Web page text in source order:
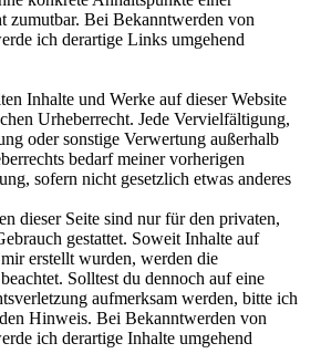
zumutbar. Bei Bekanntwerden von
ich derartige Links umgehend
Inhalte und Werke auf dieser Website
Urheberrecht. Jede Vervielfältigung,
oder sonstige Verwertung außerhalb
bedarf meiner vorherigen
sofern nicht gesetzlich etwas anderes
dieser Seite sind nur für den privaten,
gestattet. Soweit Inhalte auf
erstellt wurden, werden die
Solltest du dennoch auf eine
aufmerksam werden, bitte ich
Hinweis. Bei Bekanntwerden von
ich derartige Inhalte umgehend